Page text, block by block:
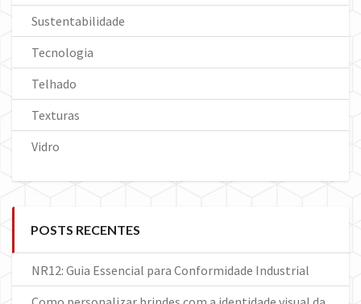
Sustentabilidade
Tecnologia
Telhado
Texturas
Vidro
POSTS RECENTES
NR12: Guia Essencial para Conformidade Industrial